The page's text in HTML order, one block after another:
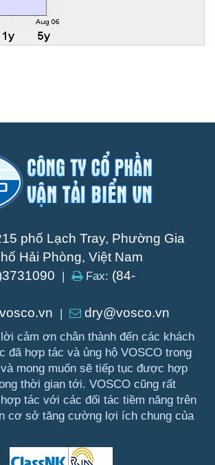
phố Lạch Tray, Phường Gia
Hải Phòng, Việt Nam
| Fax: (84-
| dry@vosco.vn
cảm ơn chân thành đến các khách
đã hợp tác và ủng hộ VOSCO trong
mong muốn sẽ tiếp tục được hợp
thời gian tới. VOSCO cũng rất
tác với các đối tác tiềm năng trên
cơ sở tăng cường lợi ích chung của